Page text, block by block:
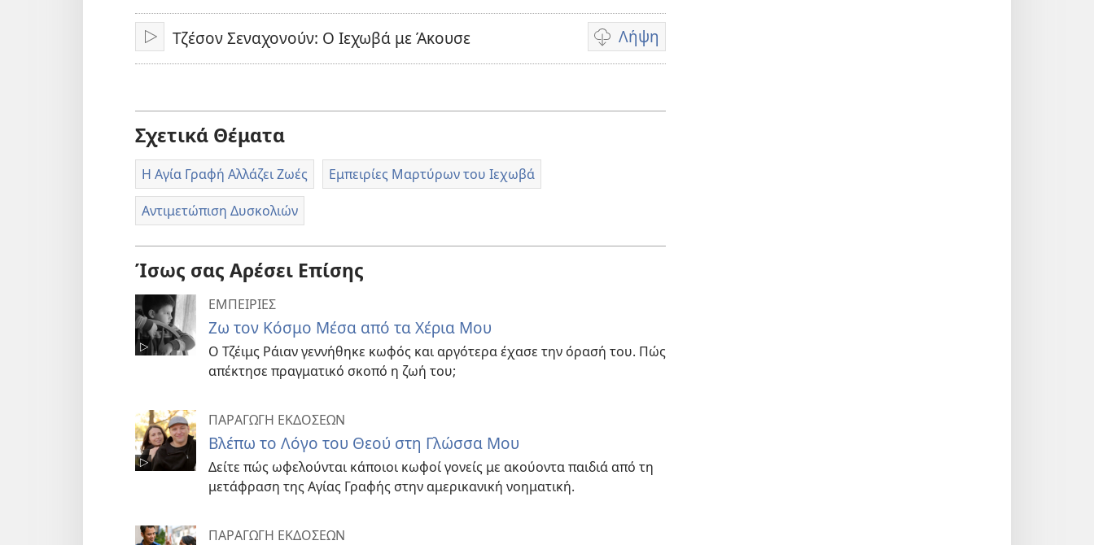
Αναπαραγωγή
Τζέσον Σεναχονούν: Ο Ιεχωβά με Άκουσε Λήψη
Επιλογές
λήψης
Σχετικά Θέματα
Η Αγία Γραφή Αλλάζει Ζωές Εμπειρίες Μαρτύρων του Ιεχωβά
Αντιμετώπιση Δυσκολιών
Ίσως σας Αρέσει Επίσης
ΕΜΠΕΙΡΙΕΣ
Ζω τον Κόσμο Μέσα από τα Χέρια Μου
Ο Τζέιμς Ράιαν γεννήθηκε κωφός και αργότερα έχασε την όρασή του. Πώς
απέκτησε πραγματικό σκοπό η ζωή του;
ΠΑΡΑΓΩΓΗ ΕΚΔΟΣΕΩΝ
Βλέπω το Λόγο του Θεού στη Γλώσσα Μου
Δείτε πώς ωφελούνται κάποιοι κωφοί γονείς με ακούοντα παιδιά από τη
μετάφραση της Αγίας Γραφής στην αμερικανική νοηματική.
ΠΑΡΑΓΩΓΗ ΕΚΔΟΣΕΩΝ